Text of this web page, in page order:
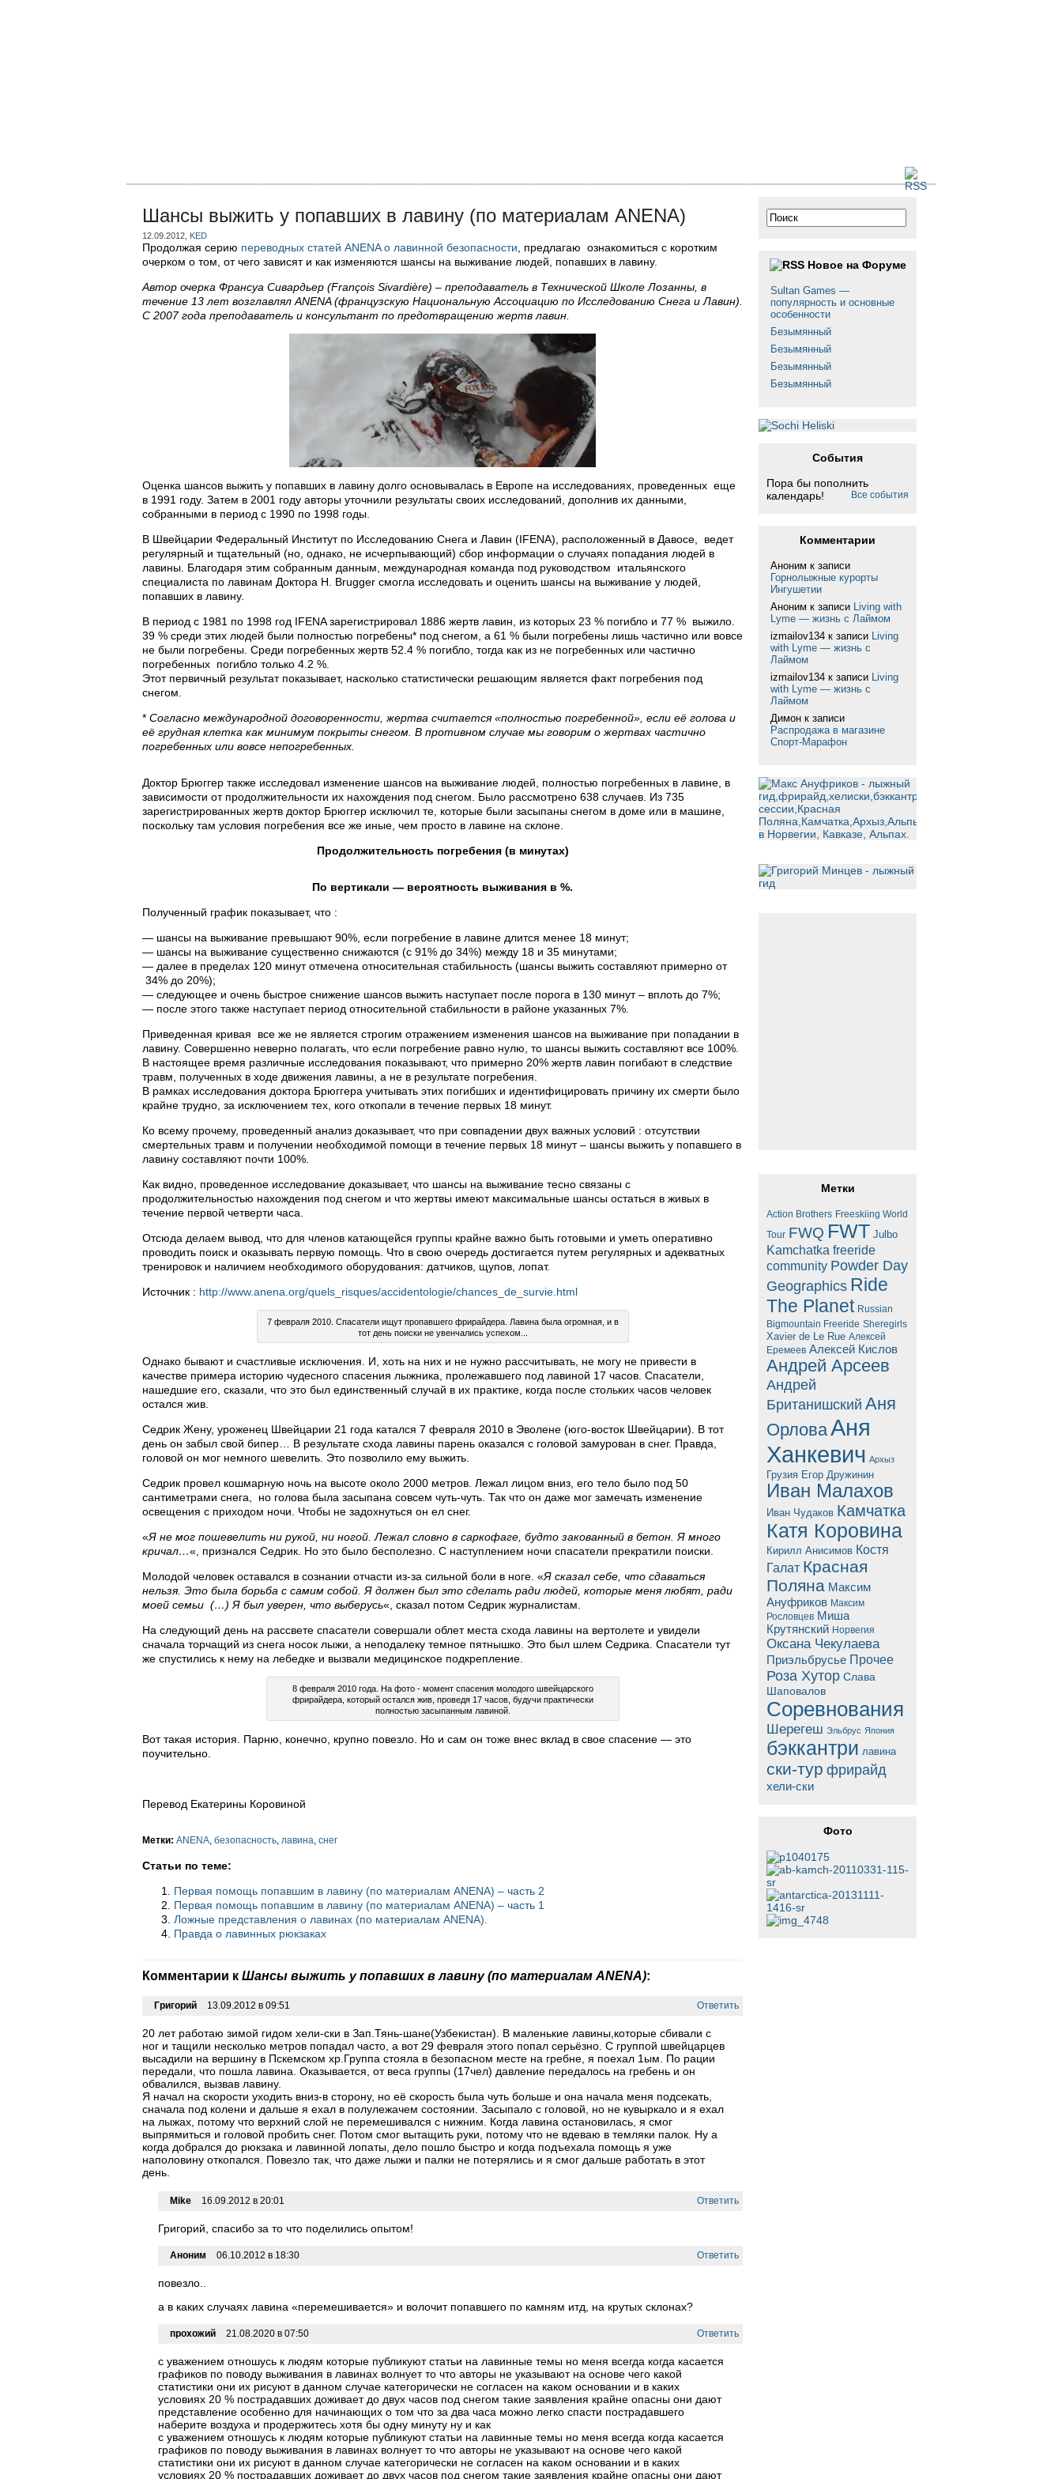
Шансы выжить у попавших в лавину (по материалам ANENA)
12.09.2012, KED
Продолжая серию переводных статей ANENA о лавинной безопасности , предлагаю ознакомиться с коротким
очерком о том, от чего зависят и как изменяются шансы на выживание людей, попавших в лавину.
Автор очерка Франсуа Сивардьер (François Sivardière) – преподаватель в Технической Школе Лозанны, в
течение 13 лет возглавлял ANENA (французскую Национальную Ассоциацию по Исследованию Снега и Лавин).
С 2007 года преподаватель и консультант по предотвращению жертв лавин.
Оценка шансов выжить у попавших в лавину долго основывалась в Европе на исследованиях, проведенных еще
в 1991 году. Затем в 2001 году авторы уточнили результаты своих исследований, дополнив их данными,
собранными в период с 1990 по 1998 годы.
В Швейцарии Федеральный Институт по Исследованию Снега и Лавин (IFENA), расположенный в Давосе, ведет
регулярный и тщательный (но, однако, не исчерпывающий) сбор информации о случаях попадания людей в
лавины. Благодаря этим собранным данным, международная команда под руководством итальянского
специалиста по лавинам Доктора H. Brugger смогла исследовать и оценить шансы на выживание у людей,
попавших в лавину.
В период с 1981 по 1998 год IFENA зарегистрировал 1886 жертв лавин, из которых 23 % погибло и 77 % выжило.
39 % среди этих людей были полностью погребены* под снегом, а 61 % были погребены лишь частично или вовсе
не были погребены. Среди погребенных жертв 52.4 % погибло, тогда как из не погребенных или частично
погребенных погибло только 4.2 %.
Этот первичный результат показывает, насколько статистически решающим является факт погребения под
снегом.
* Согласно международной договоренности, жертва считается «полностью погребенной», если её голова и
её грудная клетка как минимум покрыты снегом. В противном случае мы говорим о жертвах частично
погребенных или вовсе непогребенных.
Доктор Брюггер также исследовал изменение шансов на выживание людей, полностью погребенных в лавине, в
зависимости от продолжительности их нахождения под снегом. Было рассмотрено 638 случаев. Из 735
зарегистрированных жертв доктор Брюггер исключил те, которые были засыпаны снегом в доме или в машине,
поскольку там условия погребения все же иные, чем просто в лавине на склоне.
Продолжительность погребения (в минутах)
По вертикали — вероятность выживания в %.
Полученный график показывает, что :
— шансы на выживание превышают 90%, если погребение в лавине длится менее 18 минут;
— шансы на выживание существенно снижаются (с 91% до 34%) между 18 и 35 минутами;
— далее в пределах 120 минут отмечена относительная стабильность (шансы выжить составляют примерно от
34% до 20%);
— следующее и очень быстрое снижение шансов выжить наступает после порога в 130 минут – вплоть до 7%;
— после этого также наступает период относительной стабильности в районе указанных 7%.
Приведенная кривая все же не является строгим отражением изменения шансов на выживание при попадании в
лавину. Совершенно неверно полагать, что если погребение равно нулю, то шансы выжить составляют все 100%.
В настоящее время различные исследования показывают, что примерно 20% жертв лавин погибают в следствие
травм, полученных в ходе движения лавины, а не в результате погребения.
В рамках исследования доктора Брюггера учитывать этих погибших и идентифицировать причину их смерти было
крайне трудно, за исключением тех, кого откопали в течение первых 18 минут.
Ко всему прочему, проведенный анализ доказывает, что при совпадении двух важных условий : отсутствии
смертельных травм и получении необходимой помощи в течение первых 18 минут – шансы выжить у попавшего в
лавину составляют почти 100%.
Как видно, проведенное исследование доказывает, что шансы на выживание тесно связаны с
продолжительностью нахождения под снегом и что жертвы имеют максимальные шансы остаться в живых в
течение первой четверти часа.
Отсюда делаем вывод, что для членов катающейся группы крайне важно быть готовыми и уметь оперативно
проводить поиск и оказывать первую помощь. Что в свою очередь достигается путем регулярных и адекватных
тренировок и наличием необходимого оборудования: датчиков, щупов, лопат.
Источник : http://www.anena.org/quels_risques/accidentologie/chances_de_survie.html
7 февраля 2010. Спасатели ищут пропавшего фрирайдера. Лавина была огромная, и в
тот день поиски не увенчались успехом...
Однако бывают и счастливые исключения. И, хоть на них и не нужно рассчитывать, не могу не привести в
качестве примера историю чудесного спасения лыжника, пролежавшего под лавиной 17 часов. Спасатели,
нашедшие его, сказали, что это был единственный случай в их практике, когда после стольких часов человек
остался жив.
Седрик Жену, уроженец Швейцарии 21 года катался 7 февраля 2010 в Эволене (юго-восток Швейцарии). В тот
день он забыл свой бипер… В результате схода лавины парень оказался с головой замурован в снег. Правда,
головой он мог немного шевелить. Это позволило ему выжить.
Седрик провел кошмарную ночь на высоте около 2000 метров. Лежал лицом вниз, его тело было под 50
сантиметрами снега, но голова была засыпана совсем чуть-чуть. Так что он даже мог замечать изменение
освещения с приходом ночи. Чтобы не задохнуться он ел снег.
«Я не мог пошевелить ни рукой, ни ногой. Лежал словно в саркофаге, будто закованный в бетон. Я много
кричал…«, признался Седрик. Но это было бесполезно. С наступлением ночи спасатели прекратили поиски.
Молодой человек оставался в сознании отчасти из-за сильной боли в ноге. «Я сказал себе, что сдаваться
нельзя. Это была борьба с самим собой. Я должен был это сделать ради людей, которые меня любят, ради
моей семьи (…) Я был уверен, что выберусь«, сказал потом Седрик журналистам.
На следующий день на рассвете спасатели совершали облет места схода лавины на вертолете и увидели
сначала торчащий из снега носок лыжи, а неподалеку темное пятнышко. Это был шлем Седрика. Спасатели тут
же спустились к нему на лебедке и вызвали медицинское подкрепление.
8 февраля 2010 года. На фото - момент спасения молодого швейцарского
фрирайдера, который остался жив, проведя 17 часов, будучи практически
полностью засыпанным лавиной.
Вот такая история. Парню, конечно, крупно повезло. Но и сам он тоже внес вклад в свое спасение — это
поучительно.
Перевод Екатерины Коровиной
Метки: ANENA безопасность лавина снег
Статьи по теме:
Первая помощь попавшим в лавину (по материалам ANENA) – часть 2
Первая помощь попавшим в лавину (по материалам ANENA) – часть 1
Ложные представления о лавинах (по материалам ANENA).
Правда о лавинных рюкзаках
Комментарии к Шансы выжить у попавших в лавину (по материалам ANENA):
Григорий 13.09.2012 в 09:51 Ответить
20 лет работаю зимой гидом хели-ски в Зап.Тянь-шане(Узбекистан). В маленькие лавины,которые сбивали с
ног и тащили несколько метров попадал часто, а вот 29 февраля этого попал серьёзно. С группой швейцарцев
высадили на вершину в Пскемском хр.Группа стояла в безопасном месте на гребне, я поехал 1ым. По рации
передали, что пошла лавина. Оказывается, от веса группы (17чел) давление передалось на гребень и он
обвалился, вызвав лавину.
Я начал на скорости уходить вниз-в сторону, но её скорость была чуть больше и она начала меня подсекать,
сначала под колени и дальше я ехал в полулежачем состоянии. Засыпало с головой, но не кувыркало и я ехал
на лыжах, потому что верхний слой не перемешивался с нижним. Когда лавина остановилась, я смог
выпрямиться и головой пробить снег. Потом смог вытащить руки, потому что не вдеваю в темляки палок. Ну а
когда добрался до рюкзака и лавинной лопаты, дело пошло быстро и когда подъехала помощь я уже
наполовину откопался. Повезло так, что даже лыжи и палки не потерялись и я смог дальше работать в этот
день.
Mike 16.09.2012 в 20:01 Ответить
Григорий, спасибо за то что поделились опытом!
Аноним 06.10.2012 в 18:30 Ответить
повезло..
а в каких случаях лавина «перемешивается» и волочит попавшего по камням итд, на крутых склонах?
прохожий 21.08.2020 в 07:50 Ответить
с уважением отношусь к людям которые публикуют статьи на лавинные темы но меня всегда когда касается
графиков по поводу выживания в лавинах волнует то что авторы не указывают на основе чего какой
статистики они их рисуют в данном случае категорически не согласен на каком основании и в каких
условиях 20 % пострадавших доживает до двух часов под снегом такие заявления крайне опасны они дают
представление особенно для начинающих о том что за два часа можно легко спасти пострадавшего
наберите воздуха и продержитесь хотя бы одну минуту ну и как
с уважением отношусь к людям которые публикуют статьи на лавинные темы но меня всегда когда касается
графиков по поводу выживания в лавинах волнует то что авторы не указывают на основе чего какой
статистики они их рисуют в данном случае категорически не согласен на каком основании и в каких
условиях 20 % пострадавших доживает до двух часов под снегом такие заявления крайне опасны они дают
Новое на Форуме
Sultan Games —
популярность и основные
особенности
Безымянный
Безымянный
Безымянный
Безымянный
События
Пора бы пополнить
календарь!
Все события
Комментарии
Аноним к записи
Горнолыжные курорты
Ингушетии
Аноним к записи
Living with
Lyme — жизнь с Лаймом
izmailov134 к записи
Living
with Lyme — жизнь с
Лаймом
izmailov134 к записи
Living
with Lyme — жизнь с
Лаймом
Димон к записи
Распродажа в магазине
Спорт-Марафон
Метки
Action Brothers Freeskiing World
Tour FWQ FWT Julbo
Kamchatka freeride
community Powder Day
Geographics Ride
The Planet Russian
Bigmountain Freeride Sheregirls
Xavier de Le Rue Алексей
Еремеев Алексей Кислов
Андрей Арсеев
Андрей
Британишский Аня
ОрловаАня
Ханкевич Архыз
Грузия Егор Дружинин
Иван Малахов
Иван Чудаков Камчатка
Катя Коровина
Кирилл Анисимов Костя
Галат Красная
Поляна Максим
Ануфриков Максим
Рословцев Миша
Крутянский Норвегия
Оксана Чекулаева
Приэльбрусье Прочее
Роза Хутор Слава
Шаповалов
Соревнования
Шерегеш Эльбрус Япония
бэккантри лавина
ски-тур фрирайд
хели-ски
Фото